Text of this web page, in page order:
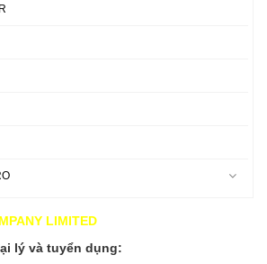
LIMITED
lý và tuyển dụng: